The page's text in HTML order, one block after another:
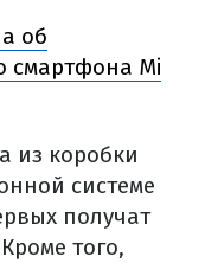
об
смартфона Mi
из коробки
системе
получат
того,